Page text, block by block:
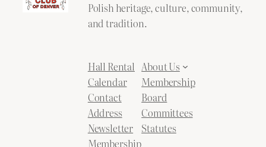
Polish heritage, culture, community,
and tradition.
Hall Rental
Calendar
Contact
Address
Newsletter
Membership
About Us
Membership
Board
Committees
Statutes